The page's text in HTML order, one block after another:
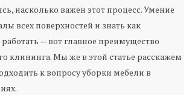
насколько важен этот процесс. Умение
всех поверхностей и знать как
— вот главное преимущество
клининга. Мы же в этой статье расскажем
к вопросу уборки мебели в